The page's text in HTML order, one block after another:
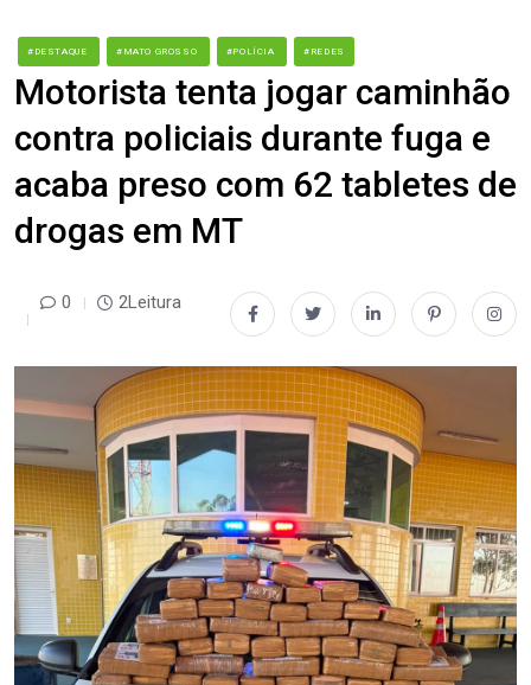
#DESTAQUE #MATO GROSSO #POLÍCIA #REDES
Motorista tenta jogar caminhão
contra policiais durante fuga e
acaba preso com 62 tabletes de
drogas em MT
0 2Leitura